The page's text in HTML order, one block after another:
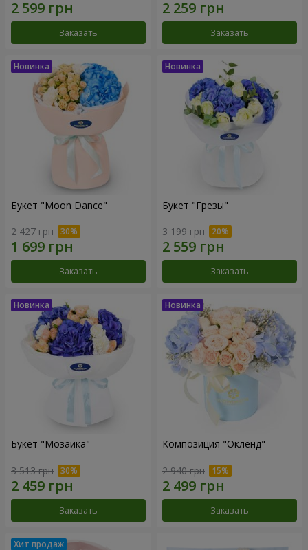
Заказать Заказать
Букет "Moon Dance"
2 427 грн
Заказать
Букет "Грезы"
3 199 грн
Заказать
Букет "Мозаика"
3 513 грн
Заказать
Композиция "Окленд"
2 940 грн
Заказать